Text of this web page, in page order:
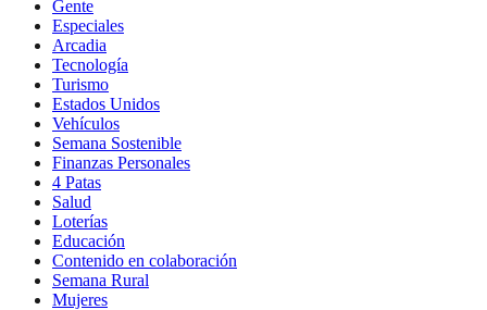
Gente
Especiales
Arcadia
Tecnología
Turismo
Estados Unidos
Vehículos
Semana Sostenible
Finanzas Personales
4 Patas
Salud
Loterías
Educación
Contenido en colaboración
Semana Rural
Mujeres